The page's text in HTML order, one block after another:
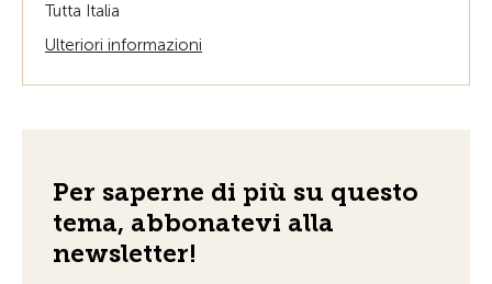
Tutta Italia
Ulteriori informazioni